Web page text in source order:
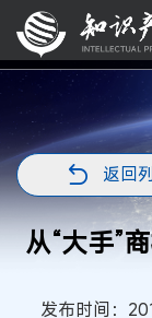
返回
从“大手”
发布时间：